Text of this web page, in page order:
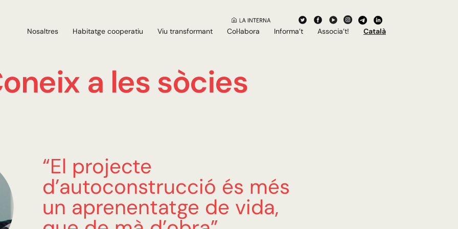
Nosaltres Habitatge cooperatiu Viu transformant Col·labora Informa’t Associa’t! Català
a les sòcies
“El projecte
d’autoconstrucció és més
un aprenentatge de vida,